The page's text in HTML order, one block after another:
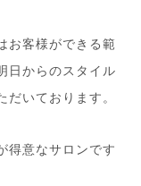
お客様ができる範
日からのスタイル
いております。
得意なサロンです